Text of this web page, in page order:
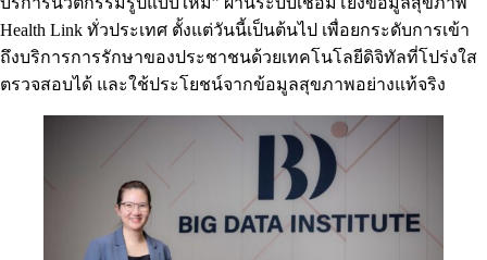
Health Link ทั่วประเทศ ตั้งแต่วันนี้เป็นต้นไป เพื่อยกระดับการเข้า
ถึงบริการการรักษาของประชาชนด้วยเทคโนโลยีดิจิทัลที่โปร่งใส
ตรวจสอบได้ และใช้ประโยชน์จากข้อมูลสุขภาพอย่างแท้จริง